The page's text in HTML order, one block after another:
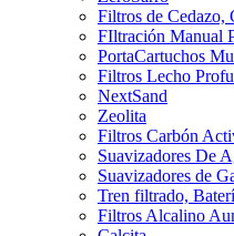
Filtros de Cedazo,
FIltración Manual
PortaCartuchos
Filtros Lecho
NextSand
Zeolita
Filtros Carbón
Suavizadores De
Suavizadores de
Tren filtrado,
Filtros Alcalino